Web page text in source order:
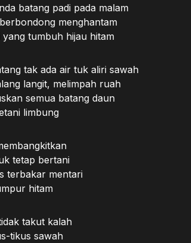
batang padi pada malam
menghantam
yang tumbuh hijau hitam
tak ada air tuk aliri sawah
langit, melimpah ruah
semua batang daun
limbung
tetap bertani
terbakar mentari
hitam
takut kalah
tikus sawah